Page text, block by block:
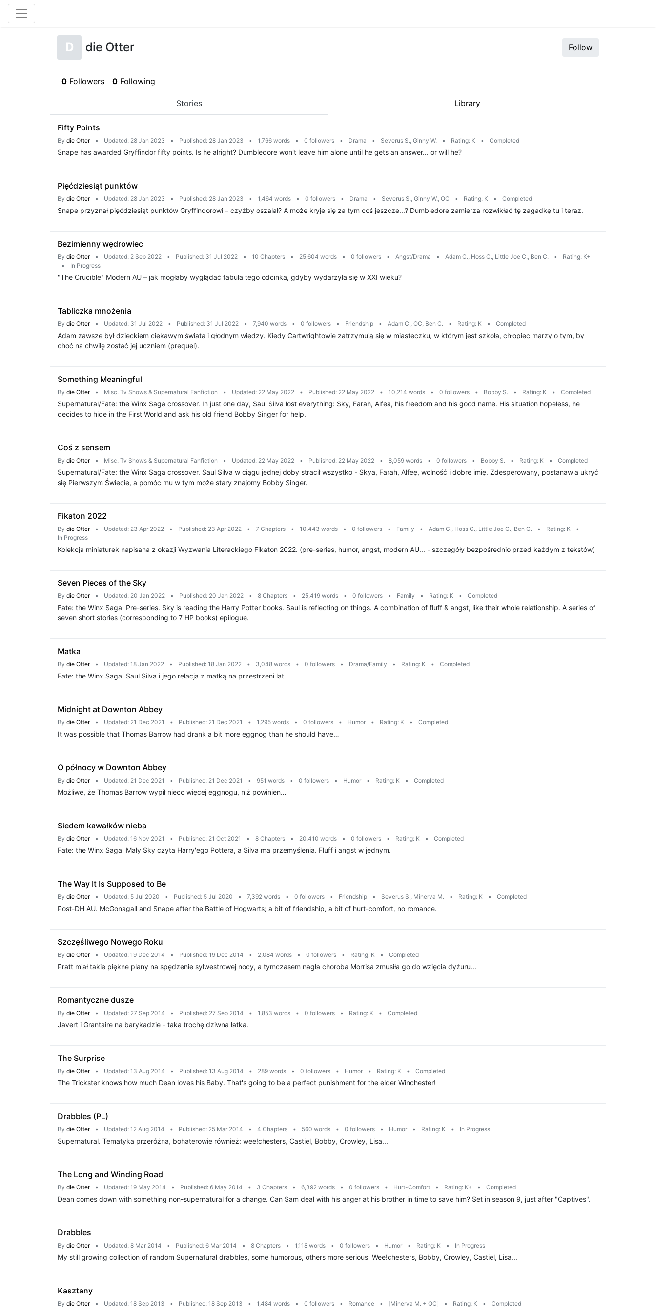
D die Otter Follow
0 Followers 0 Following
Stories Library
Fifty Points
By die Otter • Updated: 28 Jan 2023 • Published: 28 Jan 2023 • 1,766 words • 0 followers • Drama • Severus S., Ginny W. • Rating: K • Completed
Snape has awarded Gryffindor fifty points. Is he alright? Dumbledore won't leave him alone until he gets an answer... or will he?
Pięćdziesiąt punktów
By die Otter • Updated: 28 Jan 2023 • Published: 28 Jan 2023 • 1,464 words • 0 followers • Drama • Severus S., Ginny W., OC • Rating: K • Completed
Snape przyznał pięćdziesiąt punktów Gryffindorowi – czyżby oszalał? A może kryje się za tym coś jeszcze...? Dumbledore zamierza rozwikłać tę zagadkę tu i teraz.
Bezimienny wędrowiec
By die Otter • Updated: 2 Sep 2022 • Published: 31 Jul 2022 • 10 Chapters • 25,604 words • 0 followers • Angst/Drama • Adam C., Hoss C., Little Joe C., Ben C. •
Rating: K+
•
In Progress
"The Crucible" Modern AU – jak mogłaby wyglądać fabuła tego odcinka, gdyby wydarzyła się w XXI wieku?
Tabliczka mnożenia
By die Otter • Updated: 31 Jul 2022 • Published: 31 Jul 2022 • 7,940 words • 0 followers • Friendship • Adam C., OC, Ben C. • Rating: K • Completed
Adam zawsze był dzieckiem ciekawym świata i głodnym wiedzy. Kiedy Cartwrightowie zatrzymują się w miasteczku, w którym jest szkoła, chłopiec marzy o tym, by
choć na chwilę zostać jej uczniem (prequel).
Something Meaningful
By die Otter • Misc. Tv Shows & Supernatural Fanfiction • Updated: 22 May 2022 • Published: 22 May 2022 • 10,214 words • 0 followers • Bobby S. • Rating: K • Completed
Supernatural/Fate: the Winx Saga crossover. In just one day, Saul Silva lost everything: Sky, Farah, Alfea, his freedom and his good name. His situation hopeless, he
decides to hide in the First World and ask his old friend Bobby Singer for help.
Coś z sensem
By die Otter • Misc. Tv Shows & Supernatural Fanfiction • Updated: 22 May 2022 • Published: 22 May 2022 • 8,059 words • 0 followers • Bobby S. • Rating: K • Completed
Supernatural/Fate: the Winx Saga crossover. Saul Silva w ciągu jednej doby stracił wszystko - Skya, Farah, Alfeę, wolność i dobre imię. Zdesperowany, postanawia ukryć
się Pierwszym Świecie, a pomóc mu w tym może stary znajomy Bobby Singer.
Fikaton 2022
By die Otter • Updated: 23 Apr 2022 • Published: 23 Apr 2022 • 7 Chapters • 10,443 words • 0 followers • Family • Adam C., Hoss C., Little Joe C., Ben C. • Rating: K
•
In Progress
Kolekcja miniaturek napisana z okazji Wyzwania Literackiego Fikaton 2022. (pre-series, humor, angst, modern AU... - szczegóły bezpośrednio przed każdym z tekstów)
Seven Pieces of the Sky
By die Otter • Updated: 20 Jan 2022 • Published: 20 Jan 2022 • 8 Chapters • 25,419 words • 0 followers • Family • Rating: K • Completed
Fate: the Winx Saga. Pre-series. Sky is reading the Harry Potter books. Saul is reflecting on things. A combination of fluff & angst, like their whole relationship. A series of
seven short stories (corresponding to 7 HP books) epilogue.
Matka
By die Otter • Updated: 18 Jan 2022 • Published: 18 Jan 2022 • 3,048 words • 0 followers • Drama/Family • Rating: K • Completed
Fate: the Winx Saga. Saul Silva i jego relacja z matką na przestrzeni lat.
Midnight at Downton Abbey
By die Otter • Updated: 21 Dec 2021 • Published: 21 Dec 2021 • 1,295 words • 0 followers • Humor • Rating: K • Completed
It was possible that Thomas Barrow had drank a bit more eggnog than he should have…
O północy w Downton Abbey
By die Otter • Updated: 21 Dec 2021 • Published: 21 Dec 2021 • 951 words • 0 followers • Humor • Rating: K • Completed
Możliwe, że Thomas Barrow wypił nieco więcej eggnogu, niż powinien…
Siedem kawałków nieba
By die Otter • Updated: 16 Nov 2021 • Published: 21 Oct 2021 • 8 Chapters • 20,410 words • 0 followers • Rating: K • Completed
Fate: the Winx Saga. Mały Sky czyta Harry'ego Pottera, a Silva ma przemyślenia. Fluff i angst w jednym.
The Way It Is Supposed to Be
By die Otter • Updated: 5 Jul 2020 • Published: 5 Jul 2020 • 7,392 words • 0 followers • Friendship • Severus S., Minerva M. • Rating: K • Completed
Post-DH AU. McGonagall and Snape after the Battle of Hogwarts; a bit of friendship, a bit of hurt-comfort, no romance.
Szczęśliwego Nowego Roku
By die Otter • Updated: 19 Dec 2014 • Published: 19 Dec 2014 • 2,084 words • 0 followers • Rating: K • Completed
Pratt miał takie piękne plany na spędzenie sylwestrowej nocy, a tymczasem nagła choroba Morrisa zmusiła go do wzięcia dyżuru...
Romantyczne dusze
By die Otter • Updated: 27 Sep 2014 • Published: 27 Sep 2014 • 1,853 words • 0 followers • Rating: K • Completed
Javert i Grantaire na barykadzie - taka trochę dziwna łatka.
The Surprise
By die Otter • Updated: 13 Aug 2014 • Published: 13 Aug 2014 • 289 words • 0 followers • Humor • Rating: K • Completed
The Trickster knows how much Dean loves his Baby. That's going to be a perfect punishment for the elder Winchester!
Drabbles (PL)
By die Otter • Updated: 12 Aug 2014 • Published: 25 Mar 2014 • 4 Chapters • 560 words • 0 followers • Humor • Rating: K • In Progress
Supernatural. Tematyka przeróżna, bohaterowie również: wee!chesters, Castiel, Bobby, Crowley, Lisa...
The Long and Winding Road
By die Otter • Updated: 19 May 2014 • Published: 6 May 2014 • 3 Chapters • 6,392 words • 0 followers • Hurt-Comfort • Rating: K+ • Completed
Dean comes down with something non-supernatural for a change. Can Sam deal with his anger at his brother in time to save him? Set in season 9, just after "Captives".
Drabbles
By die Otter • Updated: 8 Mar 2014 • Published: 6 Mar 2014 • 8 Chapters • 1,118 words • 0 followers • Humor • Rating: K • In Progress
My still growing collection of random Supernatural drabbles, some humorous, others more serious. Wee!chesters, Bobby, Crowley, Castiel, Lisa...
Kasztany
By die Otter • Updated: 18 Sep 2013 • Published: 18 Sep 2013 • 1,484 words • 0 followers • Romance • [Minerva M. + OC] • Rating: K • Completed